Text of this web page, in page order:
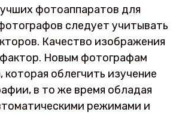
фотоаппаратов для
следует учитывать
Качество изображения
Новым фотографам
которая облегчить изучение
в то же время обладая
режимами и